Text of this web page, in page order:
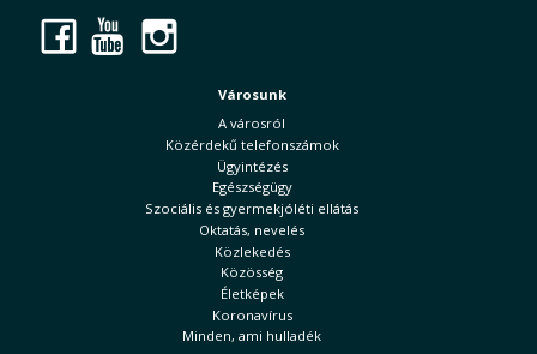
Facebook
YouTube
Városunk
A városról
Közérdekű telefonszámok
Ügyintézés
Egészségügy
Szociális és gyermekjóléti ellátás
Oktatás, nevelés
Közlekedés
Közösség
Életképek
Koronavírus
Minden, ami hulladék